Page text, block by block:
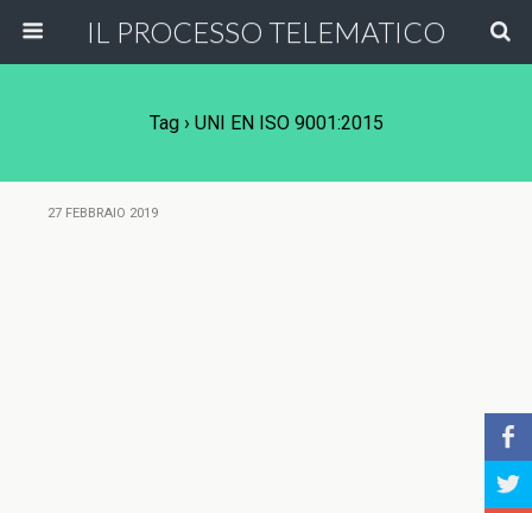
IL PROCESSO TELEMATICO
Tag › UNI EN ISO 9001:2015
27 FEBBRAIO 2019
b
a